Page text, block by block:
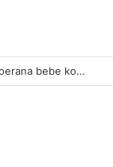
Soso-kevitra tsotra amin'ny fanafahana toerana bebe kokoa amin'ny Mac-nao